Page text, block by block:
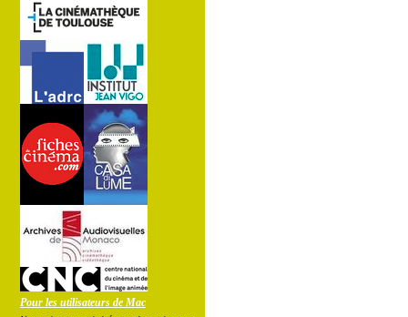
Pour les utilisateurs de Mac